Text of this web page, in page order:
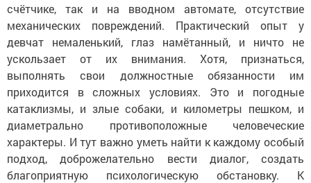
счётчике, так и на вводном автомате, отсутствие
механических повреждений. Практический опыт у
девчат немаленький, глаз намётанный, и ничто не
ускользает от их внимания. Хотя, признаться,
выполнять свои должностные обязанности им
приходится в сложных условиях. Это и погодные
катаклизмы, и злые собаки, и километры пешком, и
диаметрально противоположные человеческие
характеры. И тут важно уметь найти к каждому особый
подход, доброжелательно вести диалог, создать
благоприятную психологическую обстановку. К